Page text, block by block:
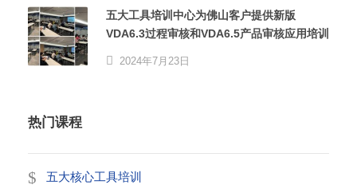
五大工具培训中心为佛山客户提供新版
VDA6.3过程审核和VDA6.5产品审核应用培训
2024年7月23日
热门课程
五大核心工具培训